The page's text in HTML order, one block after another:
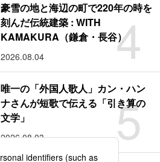
4
豪雪の地と海辺の町で220年の時を
刻んだ伝統建築 : WITH
KAMAKURA（鎌倉・長谷）
2026.08.04
5
唯一の「外国人歌人」カン・ハン
ナさんが短歌で伝える「引き算の
文学」
2026.08.03